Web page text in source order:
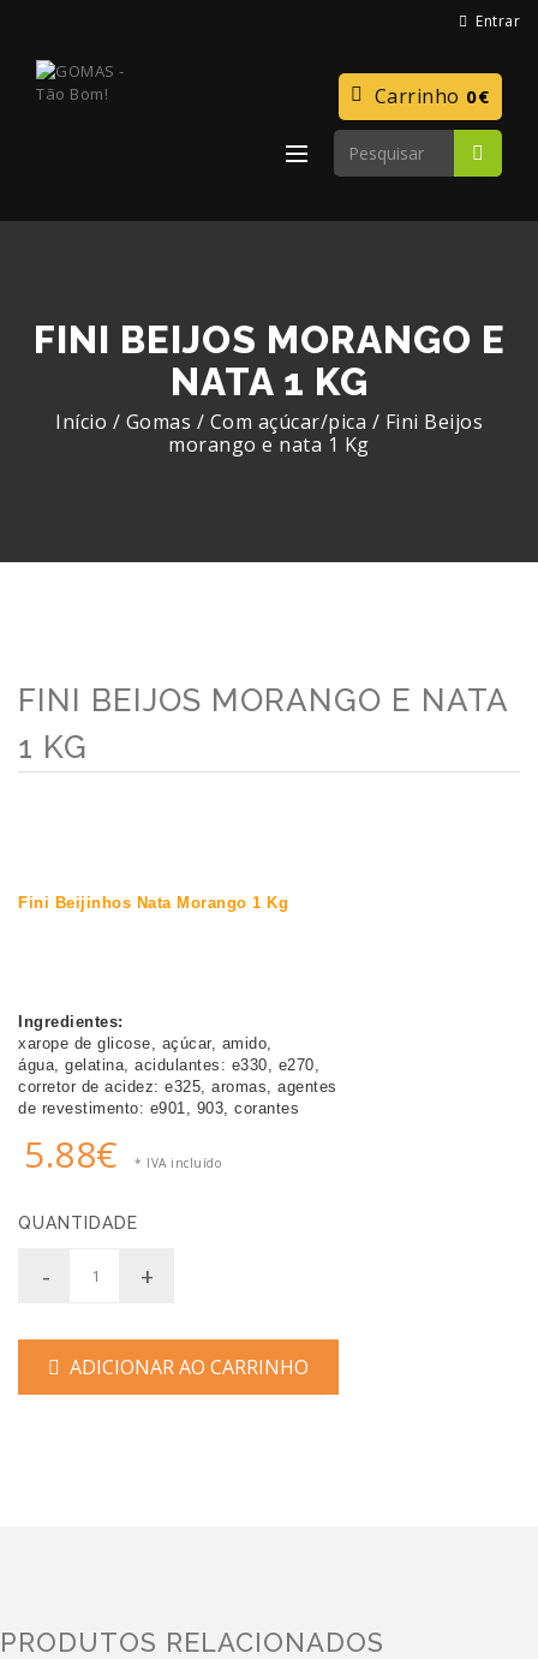
Entrar
Carrinho 0€
FINI BEIJOS MORANGO E
NATA 1 KG
Início / Gomas / Com açúcar/pica / Fini Beijos
morango e nata 1 Kg
FINI BEIJOS MORANGO E NATA
1 KG
Fini Beijinhos Nata Morango 1 Kg
Ingredientes:
xarope de glicose, açúcar, amido,
água, gelatina, acidulantes: e330, e270,
corretor de acidez: e325, aromas, agentes
de revestimento: e901, 903, corantes
5.88€ * IVA incluído
QUANTIDADE
- +
ADICIONAR AO CARRINHO
PRODUTOS RELACIONADOS